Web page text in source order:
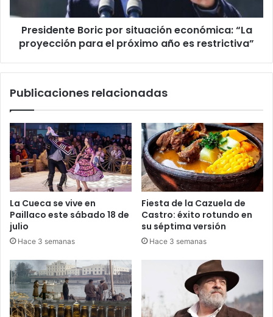
el
próximo
año
Presidente Boric por situación económica: “La
proyección para el próximo año es restrictiva”
Publicaciones relacionadas
La Cueca se vive en
Paillaco este sábado 18 de
julio
Hace 3 semanas
Fiesta de la Cazuela de
Castro: éxito rotundo en
su séptima versión
Hace 3 semanas